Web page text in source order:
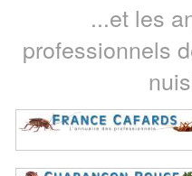
...et les
professionnels